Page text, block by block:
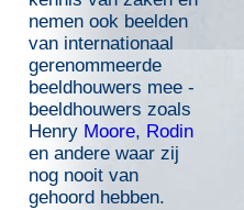
nemen ook beelden
van internationaal
gerenommeerde
beeldhouwers mee -
beeldhouwers zoals
Henry Moore, Rodin
en andere waar zij
nog nooit van
gehoord hebben.